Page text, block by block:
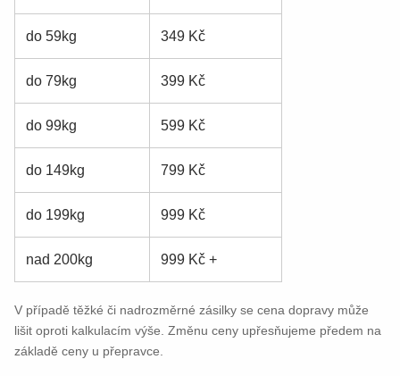
do 59kg 349 Kč
do 79kg 399 Kč
do 99kg 599 Kč
do 149kg 799 Kč
do 199kg 999 Kč
nad 200kg 999 Kč +
V případě těžké či nadrozměrné zásilky se cena dopravy může
lišit oproti kalkulacím výše. Změnu ceny upřesňujeme předem na
základě ceny u přepravce.